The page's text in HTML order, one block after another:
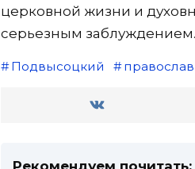
церковной жизни и
серьезным заблуждением.
Подвысоцкий